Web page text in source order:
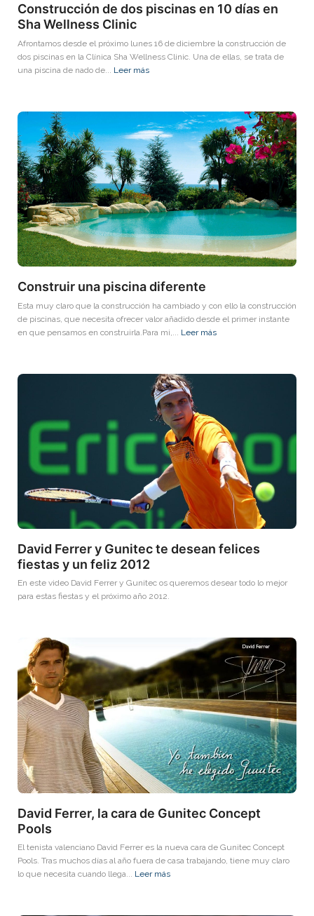
Construcción de dos piscinas en 10 días en
Sha Wellness Clinic
Afrontamos desde el próximo lunes 16 de diciembre la construcción de
dos piscinas en la Clínica Sha Wellness Clinic. Una de ellas, se trata de
una piscina de nado de... Leer más
Construir una piscina diferente
Esta muy claro que la construcción ha cambiado y con ello la construcción
de piscinas, que necesita ofrecer valor añadido desde el primer instante
en que pensamos en construirla.Para mi,... Leer más
David Ferrer y Gunitec te desean felices
fiestas y un feliz 2012
En este video David Ferrer y Gunitec os queremos desear todo lo mejor
para estas fiestas y el próximo año 2012.
David Ferrer, la cara de Gunitec Concept
Pools
El tenista valenciano David Ferrer es la nueva cara de Gunitec Concept
Pools. Tras muchos días al año fuera de casa trabajando, tiene muy claro
lo que necesita cuando llega... Leer más